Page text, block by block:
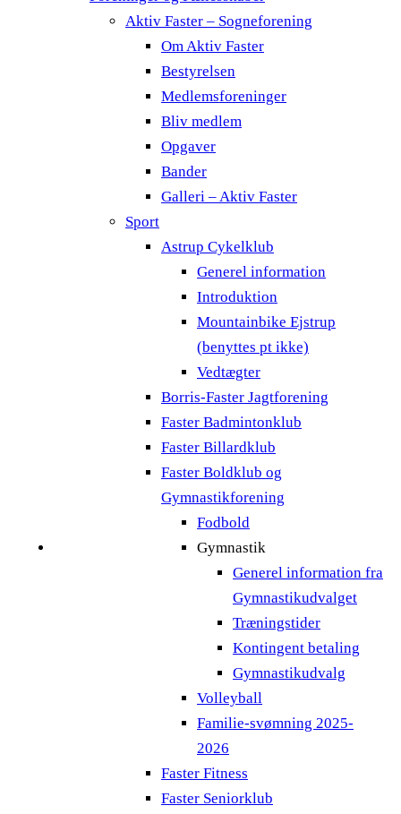
Aktiv Faster – Sogneforening
Om Aktiv Faster
Bestyrelsen
Medlemsforeninger
Bliv medlem
Opgaver
Bander
Galleri – Aktiv Faster
Sport
Astrup Cykelklub
Generel information
Introduktion
Mountainbike Ejstrup
(benyttes pt ikke)
Vedtægter
Borris-Faster Jagtforening
Faster Badmintonklub
Faster Billardklub
Faster Boldklub og
Gymnastikforening
Fodbold
Gymnastik
Generel information fra
Gymnastikudvalget
Træningstider
Kontingent betaling
Gymnastikudvalg
Volleyball
Familie-svømning 2025-
2026
Faster Fitness
Faster Seniorklub